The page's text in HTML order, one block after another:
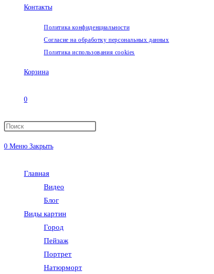
Контакты
Политика конфиденциальности
Согласие на обработку персональных данных
Политика использования cookies
Корзина
0
Переключить
0 Меню Закрыть
Главная
Видео
Блог
Виды картин
Город
Пейзаж
Портрет
Натюрморт